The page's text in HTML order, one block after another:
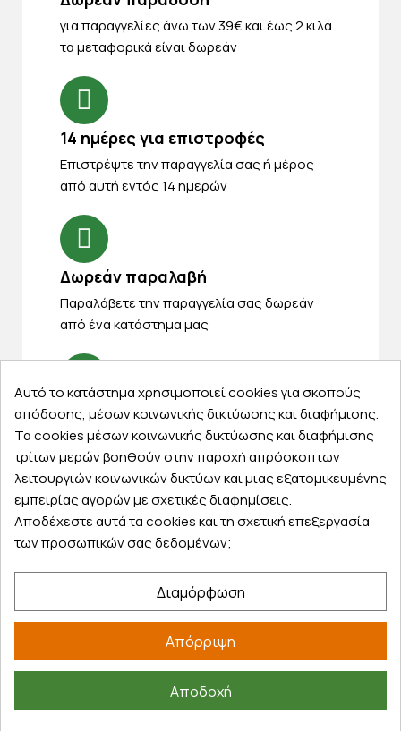
για παραγγελίες άνω των 39€ και έως 2 κιλά
τα μεταφορικά είναι δωρεάν
14 ημέρες για επιστροφές
Eπιστρέψτε την παραγγελία σας ή μέρος
από αυτή εντός 14 ημερών
Δωρεάν παραλαβή
Παραλάβετε την παραγγελία σας δωρεάν
από ένα κατάστημα μας
Express αποστολές
Κάντε σήμερα την παραγγελία σας και
παραλάβετε αύριο στην πόρτα σας
Εξυπηρέτηση πελατών
Λογαριασμός
Τρόποι παραγγελίας
Έξοδα αποστολής
Αυτό το κατάστημα χρησιμοποιεί cookies για σκοπούς
απόδοσης, μέσων κοινωνικής δικτύωσης και διαφήμισης.
Τα cookies μέσων κοινωνικής δικτύωσης και διαφήμισης
τρίτων μερών βοηθούν στην παροχή απρόσκοπτων
λειτουργιών κοινωνικών δικτύων και μιας εξατομικευμένης
εμπειρίας αγορών με σχετικές διαφημίσεις.
Αποδέχεστε αυτά τα cookies και τη σχετική επεξεργασία
των προσωπικών σας δεδομένων;
Διαμόρφωση
Απόρριψη
Αποδοχή